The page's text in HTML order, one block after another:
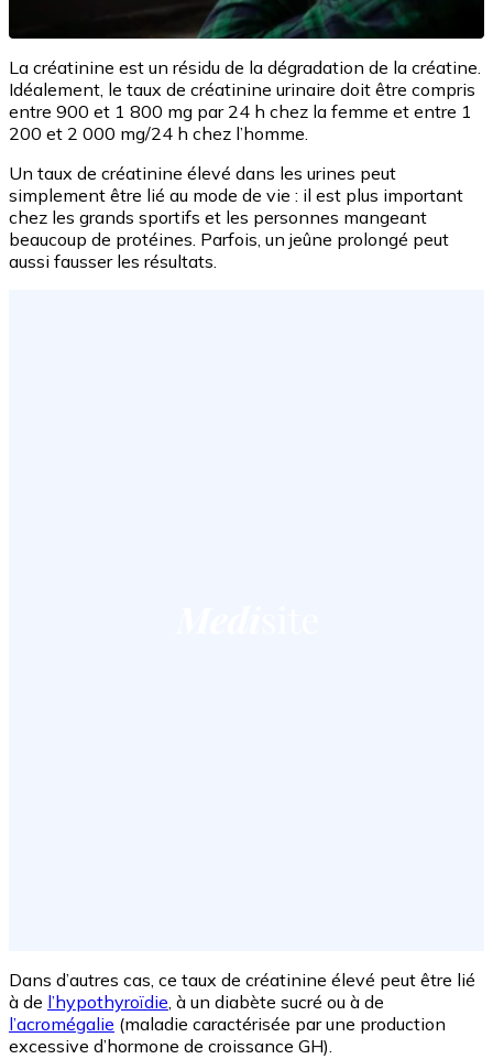
La créatinine est un résidu de la dégradation de la créatine.
Idéalement, le taux de créatinine urinaire doit être compris
entre 900 et 1 800 mg par 24 h chez la femme et entre 1
200 et 2 000 mg/24 h chez l’homme.
Un taux de créatinine élevé dans les urines peut
simplement être lié au mode de vie : il est plus important
chez les grands sportifs et les personnes mangeant
beaucoup de protéines. Parfois, un jeûne prolongé peut
aussi fausser les résultats.
Dans d’autres cas, ce taux de créatinine élevé peut être lié
à de l’hypothyroïdie, à un diabète sucré ou à de
l’acromégalie (maladie caractérisée par une production
excessive d’hormone de croissance GH).